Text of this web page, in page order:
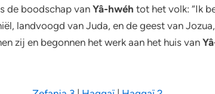
de boodschap van Yâ-hwéh tot het volk: “Ik
landvoogd van Juda, en de geest van
zij en begonnen het werk aan het huis van